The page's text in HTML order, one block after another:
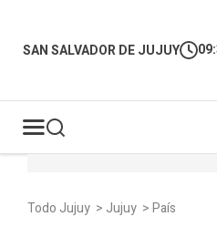
SAN SALVADOR DE JUJUY
Todo Jujuy > Jujuy >País